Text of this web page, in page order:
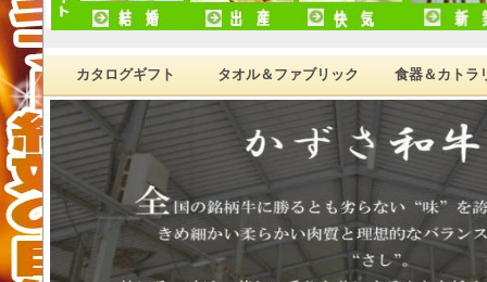
カタログギフト タオル＆ファブリック 食器＆カトラ